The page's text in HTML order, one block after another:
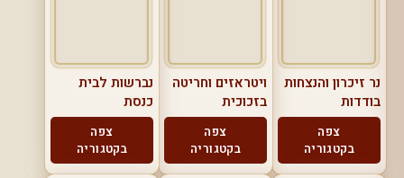
נר זיכרון והנצחות
בודדות
צפה
בקטגוריה
ויטראזים וחריטה
בזכוכית
צפה
בקטגוריה
נברשות לבית
כנסת
צפה
בקטגוריה